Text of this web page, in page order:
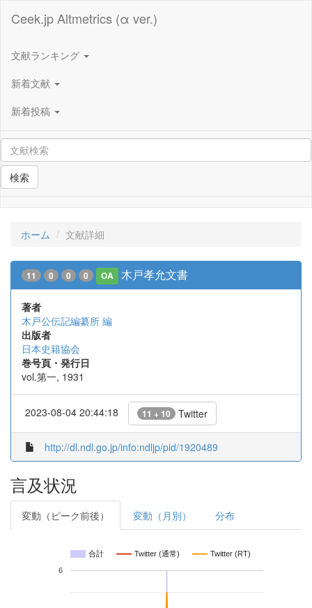
Ceek.jp Altmetrics (α ver.)
文献ランキング
新着文献
新着投稿
検索
ホーム 文献詳細
11 0 0 0 OA 木戸孝允文書
著者
木戸公伝記編纂所 編
出版者
日本史籍協会
巻号頁・発行日
vol.第一, 1931
2023-08-04 20:44:18 11 + 10 Twitter
http://dl.ndl.go.jp/info:ndljp/pid/1920489
言及状況
変動（ピーク前後） 変動（月別） 分布
合計 Twitter (通常) Twitter (RT)
6